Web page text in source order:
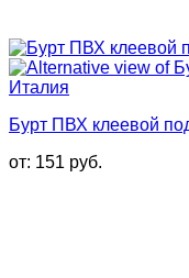
Бурт ПВХ клеевой
от: 151 руб.